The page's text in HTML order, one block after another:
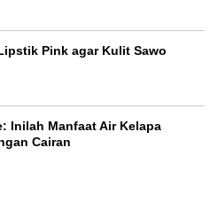
Pink agar Kulit Sawo
Inilah Manfaat Air Kelapa
Cairan